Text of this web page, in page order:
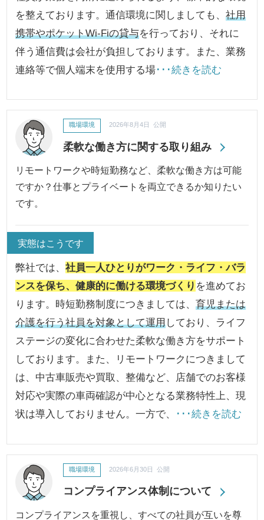
を整えております。通信環境に関しましても、社用
携帯やポケットWi-Fiの貸与を行っており、それに
伴う通信費は会社が負担しております。また、業務
連絡等で個人端末を使用する場･･･続きを読む
柔軟な働き方に関する取り組み
職場環境 2026年8月4日 公開
リモートワークや時短勤務など、柔軟な働き方は可能
ですか？仕事とプライベートを両立できるか知りたい
です。
実態はこうです
弊社では、社員一人ひとりがワーク・ライフ・バラ
ンスを保ち、健康的に働ける環境づくり を進めてお
ります。時短勤務制度につきましては、育児または
介護を行う社員を対象として運用しており、ライフ
ステージの変化に合わせた柔軟な働き方をサポート
しております。また、リモートワークにつきまして
は、中古車販売や買取、整備など、店舗でのお客様
対応や実際の車両確認が中心となる業務特性上、現
状は導入しておりません。一方で、
･･･続きを読む
コンプライアンス体制について
職場環境 2026年6月30日 公開
コンプライアンスを重視し、すべての社員が互いを尊